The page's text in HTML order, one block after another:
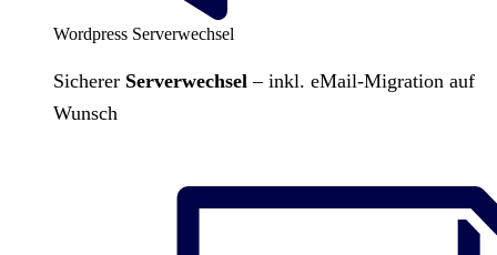
Wordpress Serverwechsel
Sicherer Serverwechsel – inkl. eMail-Migration auf
Wunsch